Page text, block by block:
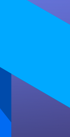
Planilha ou
calistenia?
Millbody